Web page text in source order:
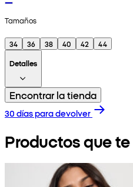
Tamaños
34 36 38 40 42
44
Detalles
Encontrar la tienda
30 días para devolver
Productos que